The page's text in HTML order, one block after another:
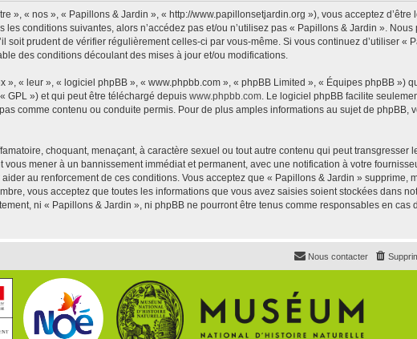
», « nos », « Papillons & Jardin », « http://www.papillonsetjardin.org »), vous acceptez
conditions suivantes, alors n’accédez pas et/ou n’utilisez pas « Papillons & Jardin ».
soit prudent de vérifier régulièrement celles-ci par vous-même. Si vous continuez d’utiliser «
des conditions découlant des mises à jour et/ou modifications.
« leur », « logiciel phpBB », « www.phpbb.com », « phpBB Limited », « Équipes phpBB »)
GPL ») et qui peut être téléchargé depuis www.phpbb.com. Le logiciel phpBB facilite
comme contenu ou conduite permis. Pour de plus amples informations au sujet de phpBB,
choquant, menaçant, à caractère sexuel ou tout autre contenu qui peut transgresser
mener à un bannissement immédiat et permanent, avec une notification à votre
au renforcement de ces conditions. Vous acceptez que « Papillons & Jardin » supprime,
vous acceptez que toutes les informations que vous avez saisies soient stockées dans
ni « Papillons & Jardin », ni phpBB ne pourront être tenus comme responsables en cas
Nous contacter